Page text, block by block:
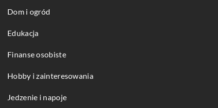
Dom i ogród
Edukacja
Finanse osobiste
Hobby i zainteresowania
Jedzenie i napoje